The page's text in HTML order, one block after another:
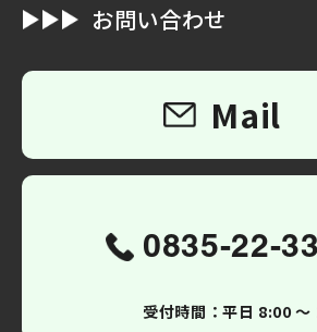
お問い合わせ
Mail
0835-22-
受付時間：平日 8:00